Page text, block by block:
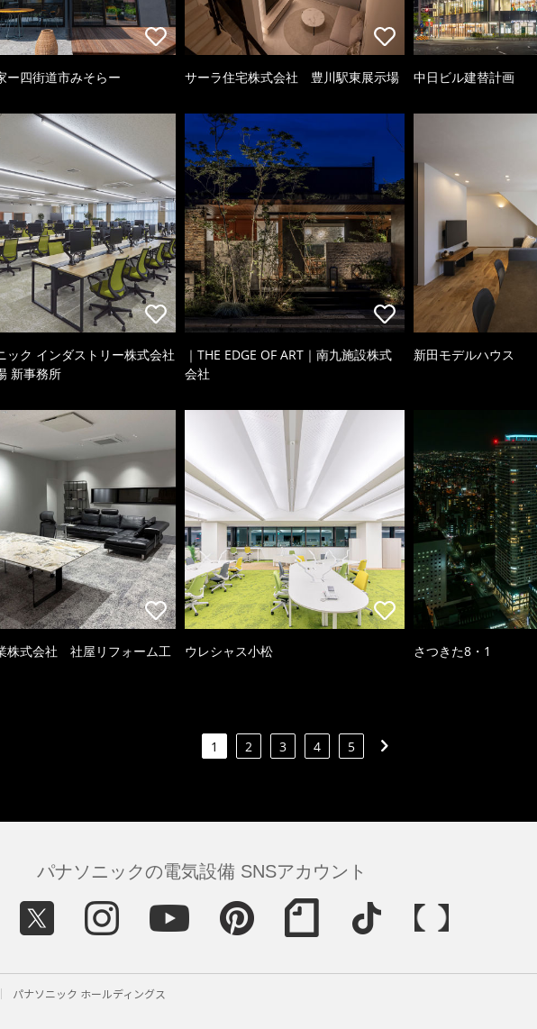
ー四街道市みそらー サーラ住宅株式会社 豊川駅東展示場 中日ビル建替計画
ック インダストリー株式会社
新事務所
｜THE EDGE OF ART｜南九施設株式
会社
新田モデルハウス
株式会社 社屋リフォーム工 ウレシャス小松 さつきた8・1
1 2 3 4 5
パナソニックの電気設備 SNSアカウント
パナソニック ホールディングス